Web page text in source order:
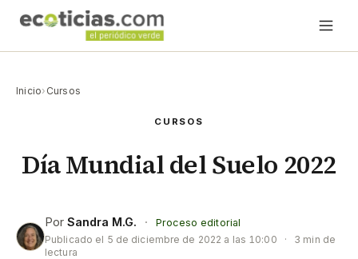
Inicio› Cursos
CURSOS
Día Mundial del Suelo 2022
Por Sandra M.G. ·
Proceso editorial
Publicado el 5 de diciembre de 2022 a las 10:00 ·
3 min de
lectura